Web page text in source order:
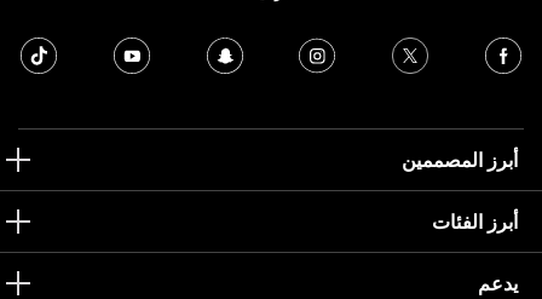
أبرز المصممين
أبرز الفئات
يدعم